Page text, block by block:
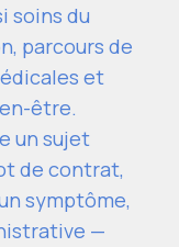
soins du
parcours de
et
être.
un sujet
de contrat,
symptôme,
—